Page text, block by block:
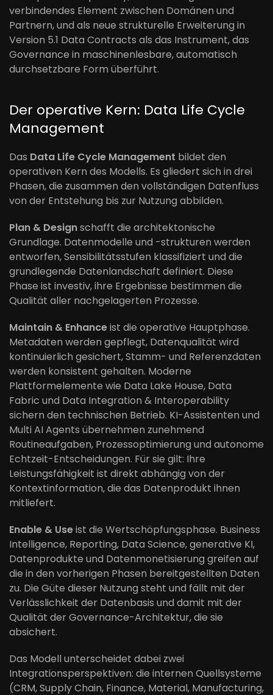
verbindendes Element zwischen Domänen und
Partnern, und als neue strukturelle Erweiterung in
Version 5.1 Data Contracts als das Instrument, das
Governance in maschinenlesbare, automatisch
durchsetzbare Form überführt.
Der operative Kern: Data Life Cycle
Management
Das Data Life Cycle Management bildet den
operativen Kern des Modells. Es gliedert sich in drei
Phasen, die zusammen den vollständigen Datenfluss
von der Entstehung bis zur Nutzung abbilden.
Plan & Designschafft die architektonische
Grundlage. Datenmodelle und -strukturen werden
entworfen, Sensibilitätsstufen klassifiziert und die
grundlegende Datenlandschaft definiert. Diese
Phase ist investiv, ihre Ergebnisse bestimmen die
Qualität aller nachgelagerten Prozesse.
Maintain & Enhanceist die operative Hauptphase.
Metadaten werden gepflegt, Datenqualität wird
kontinuierlich gesichert, Stamm- und Referenzdaten
werden konsistent gehalten. Moderne
Plattformelemente wie Data Lake House, Data
Fabric und Data Integration & Interoperability
sichern den technischen Betrieb. KI-Assistenten und
Multi AI Agents übernehmen zunehmend
Routineaufgaben, Prozessoptimierung und autonome
Echtzeit-Entscheidungen. Für sie gilt: Ihre
Leistungsfähigkeit ist direkt abhängig von der
Kontextinformation, die das Datenprodukt ihnen
mitliefert.
Enable & Useist die Wertschöpfungsphase. Business
Intelligence, Reporting, Data Science, generative KI,
Datenprodukte und Datenmonetisierung greifen auf
die in den vorherigen Phasen bereitgestellten Daten
zu. Die Güte dieser Nutzung steht und fällt mit der
Verlässlichkeit der Datenbasis und damit mit der
Qualität der Governance-Architektur, die sie
absichert.
Das Modell unterscheidet dabei zwei
Integrationsperspektiven: die internen Quellsysteme
(CRM, Supply Chain, Finance, Material, Manufacturing,